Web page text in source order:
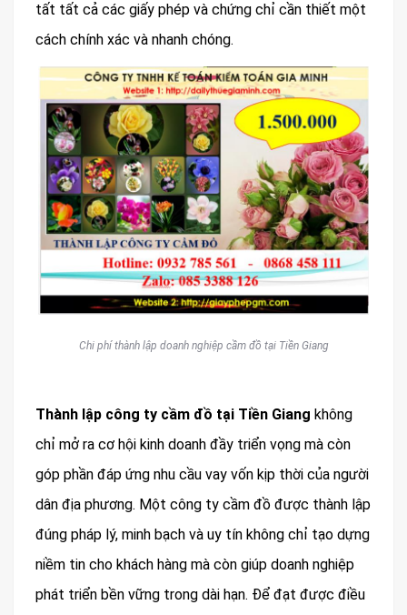
tất tất cả các giấy phép và chứng chỉ cần thiết một
cách chính xác và nhanh chóng.
Chi phí thành lập doanh nghiệp cầm đồ tại Tiền Giang
Thành lập công ty cầm đồ tại Tiền Giang không
chỉ mở ra cơ hội kinh doanh đầy triển vọng mà còn
góp phần đáp ứng nhu cầu vay vốn kịp thời của người
dân địa phương. Một công ty cầm đồ được thành lập
đúng pháp lý, minh bạch và uy tín không chỉ tạo dựng
niềm tin cho khách hàng mà còn giúp doanh nghiệp
phát triển bền vững trong dài hạn. Để đạt được điều